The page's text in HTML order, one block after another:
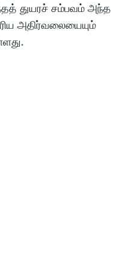
துயரச் சம்பவம் அந்த
அதிர்வலையையும்